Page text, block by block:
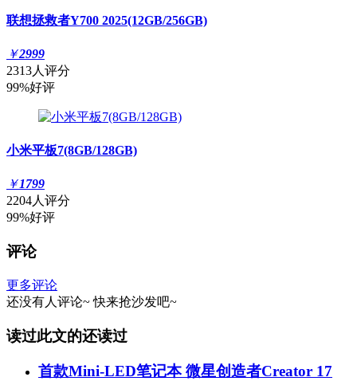
联想拯救者Y700 2025(12GB/256GB)
￥2999
2313人评分
99%好评
小米平板7(8GB/128GB)
￥1799
2204人评分
99%好评
评论
更多评论
还没有人评论~ 快来抢沙发吧~
读过此文的还读过
首款Mini-LED笔记本 微星创造者Creator 17